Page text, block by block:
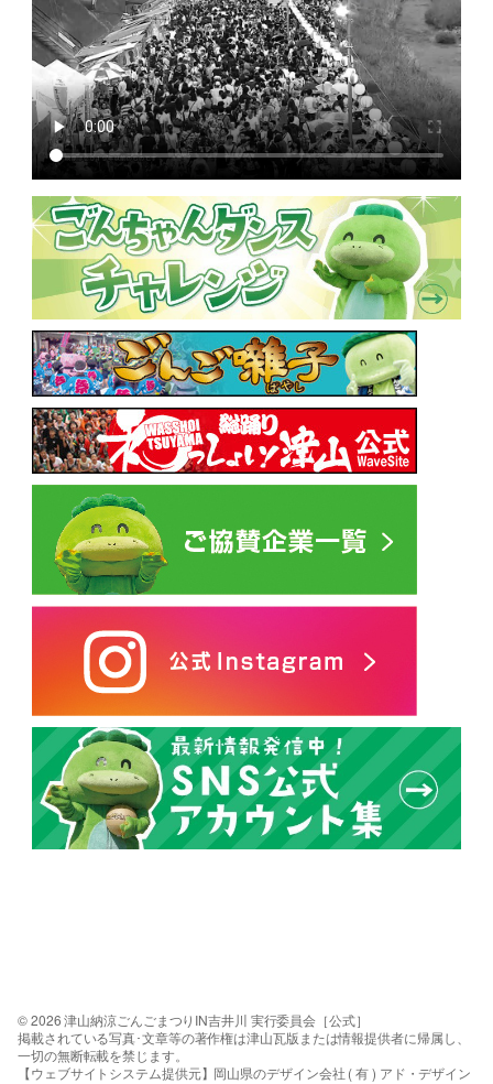
© 2026 津山納涼ごんごまつりIN吉井川 実行委員会［公式］
掲載されている写真･文章等の著作権は津山瓦版または情報提供者に帰属し、
一切の無断転載を禁じます。
【ウェブサイトシステム提供元】岡山県のデザイン会社 ( 有 ) アド・デザイン